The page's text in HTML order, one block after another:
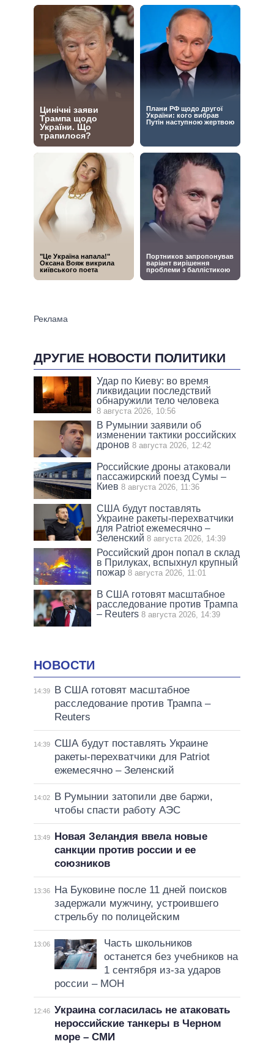
ДРУГИЕ НОВОСТИ ПОЛИТИКИ
Удар по Киеву: во время
ликвидации последствий
обнаружили тело человека
8 августа 2026, 10:56
В Румынии заявили об
изменении тактики российских
дронов 8 августа 2026, 12:42
Российские дроны атаковали
пассажирский поезд Сумы –
Киев 8 августа 2026, 11:36
США будут поставлять
Украине ракеты-перехватчики
для Patriot ежемесячно –
Зеленский 8 августа 2026, 14:39
Российский дрон попал в склад
в Прилуках, вспыхнул крупный
пожар 8 августа 2026, 11:01
В США готовят масштабное
расследование против Трампа
– Reuters 8 августа 2026, 14:39
НОВОСТИ
14:39
В США готовят масштабное
расследование против Трампа –
Reuters
14:39
США будут поставлять Украине
ракеты-перехватчики для Patriot
ежемесячно – Зеленский
14:02
В Румынии затопили две баржи,
чтобы спасти работу АЭС
13:49
Новая Зеландия ввела новые
санкции против россии и ее
союзников
13:36
На Буковине после 11 дней поисков
задержали мужчину, устроившего
стрельбу по полицейским
13:06
Часть школьников
останется без учебников на
1 сентября из-за ударов
россии – МОН
12:46 Украина согласилась не атаковать
нероссийские танкеры в Черном
море – СМИ